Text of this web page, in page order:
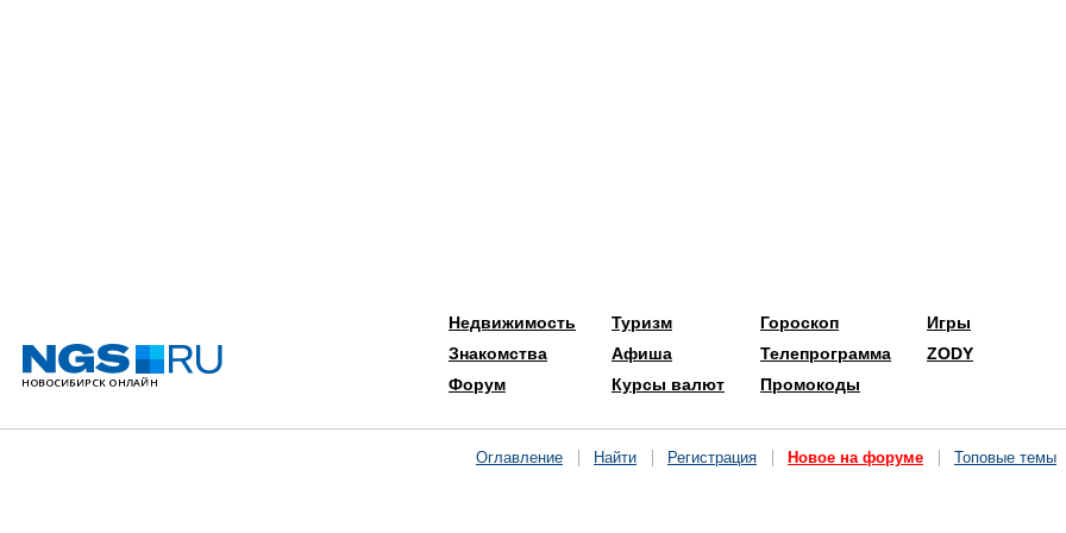
Недвижимость
Знакомства
Форум
Туризм
Афиша
Курсы валют
Гороскоп
Телепрограмма
Промокоды
Игры
ZODY
Оглавление Найти Регистрация Новое на форуме Топовые темы